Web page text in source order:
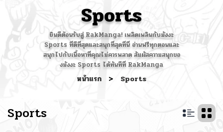
Sports
ยินดีต้อนรับสู่ RakManga! เพลิดเพลินกับมังงะ
Sports ที่ดีที่สุดและสนุกที่สุดที่นี่ อ่านฟรีทุกตอนและ
สนุกไปกับเนื้อหาที่คุณไม่ควรพลาด สัมผัสความสนุกขอ
งมังงะ Sports ได้ทันทีที่ RakManga
หน้าแรก > Sports
Sports